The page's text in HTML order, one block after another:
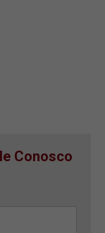
Conosco